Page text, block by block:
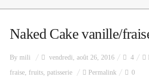
A propos
Index des
Naked Cake vanille/
By mili vendredi, août 26, 2016 4
fraise, fruits, patisserie Permalink 0